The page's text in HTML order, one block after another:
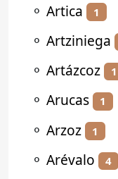
⚬ Artica 1
⚬ Artziniega
⚬ Artázcoz 1
⚬ Arucas 1
⚬ Arzoz 1
⚬ Arévalo 4